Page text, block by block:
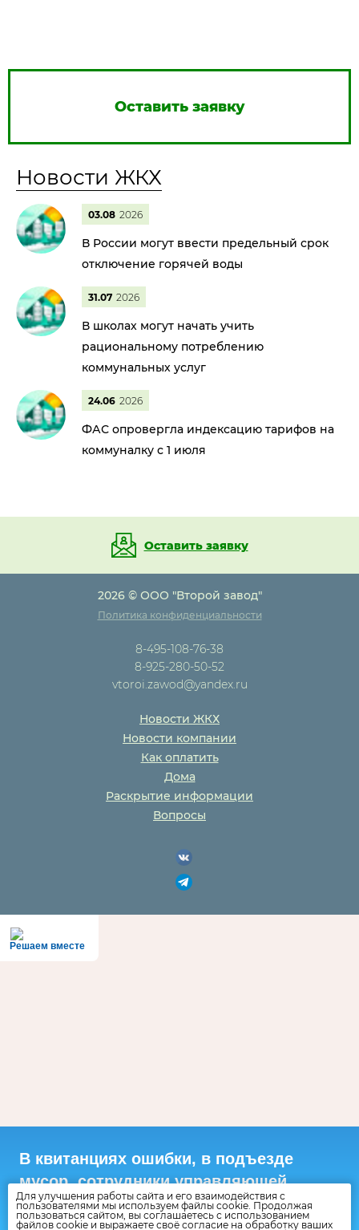
Оставить заявку
Новости ЖКХ
03.08 2026
В России могут ввести предельный срок
отключение горячей воды
31.07 2026
В школах могут начать учить
рациональному потреблению
коммунальных услуг
24.06 2026
ФАС опровергла индексацию тарифов на
коммуналку с 1 июля
Оставить заявку
2026 © ООО "Второй завод"
Политика конфиденциальности
8-495-108-76-38
8-925-280-50-52
vtoroi.zawod@yandex.ru
Новости ЖКХ
Новости компании
Как оплатить
Дома
Раскрытие информации
Вопросы
Для улучшения работы сайта и его взаимодействия с
пользователями мы используем файлы cookie. Продолжая
пользоваться сайтом, вы соглашаетесь с использованием
файлов cookie и выражаете своё согласие на обработку ваших
Решаем вместе
В квитанциях ошибки, в подъезде
мусор, сотрудники управляющей
хамят?